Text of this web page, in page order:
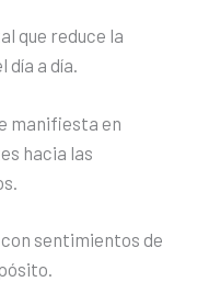
que reduce la
a día.
manifiesta en
hacia las
sentimientos de